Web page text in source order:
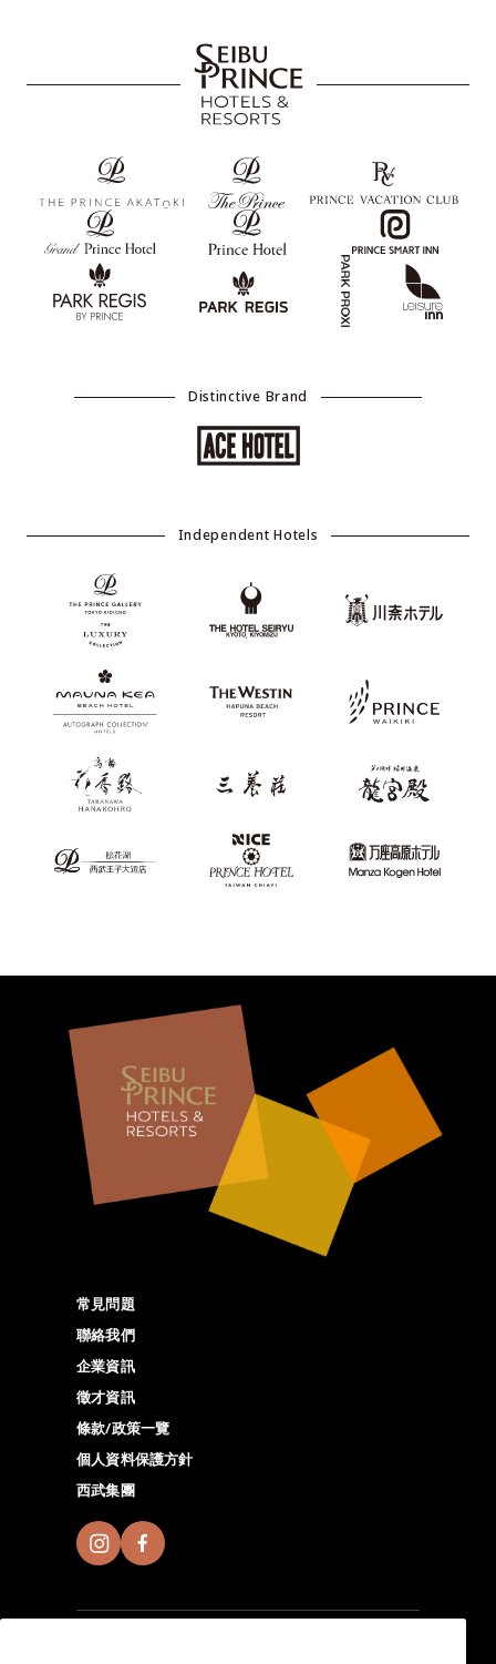
Distinctive Brand
Independent Hotels
常見問題
聯絡我們
企業資訊
徵才資訊
條款/政策一覽
個人資料保護方針
西武集團